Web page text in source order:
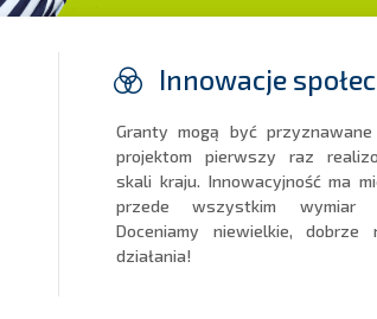
Innowacje
Granty mogą być przyznawane
projektom pierwszy raz
skali kraju. Innowacyjność ma
przede wszystkim wymiar
Doceniamy niewielkie, dobrze
działania!